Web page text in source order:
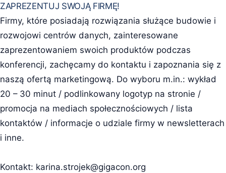
ZAPREZENTUJ SWOJĄ FIRMĘ!
Firmy, które posiadają rozwiązania służące budowie i
rozwojowi centrów danych, zainteresowane
zaprezentowaniem swoich produktów podczas
konferencji, zachęcamy do kontaktu i zapoznania się z
naszą ofertą marketingową. Do wyboru m.in.: wykład
20 – 30 minut / podlinkowany logotyp na stronie /
promocja na mediach społecznościowych / lista
kontaktów / informacje o udziale firmy w newsletterach
i inne.
Kontakt: karina.strojek@gigacon.org